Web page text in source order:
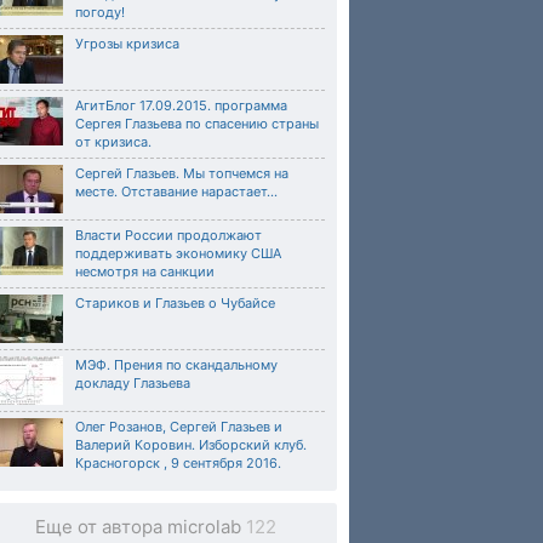
погоду!
Угрозы кризиса
АгитБлог 17.09.2015. программа
Сергея Глазьева по спасению страны
от кризиса.
Сергей Глазьев. Мы топчемся на
месте. Отставание нарастает...
Власти России продолжают
поддерживать экономику США
несмотря на санкции
Стариков и Глазьев о Чубайсе
МЭФ. Прения по скандальному
докладу Глазьева
Олег Розанов, Сергей Глазьев и
Валерий Коровин. Изборский клуб.
Красногорск , 9 сентября 2016.
Еще от автора microlab 122